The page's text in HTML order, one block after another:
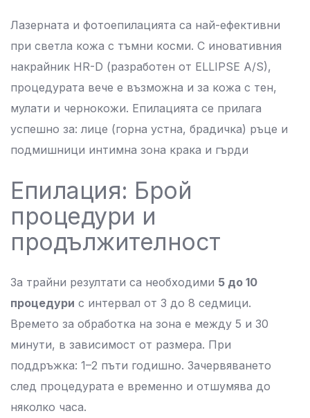
Лазерната и фотоепилацията са най-ефективни
при светла кожа с тъмни косми. С иновативния
накрайник HR-D (разработен от ELLIPSE A/S),
процедурата вече е възможна и за кожа с тен,
мулати и чернокожи. Епилацията се прилага
успешно за: лице (горна устна, брадичка) ръце и
подмишници интимна зона крака и гърди
Епилация: Брой
процедури и
продължителност
За трайни резултати са необходими 5 до 10
процедури с интервал от 3 до 8 седмици.
Времето за обработка на зона е между 5 и 30
минути, в зависимост от размера. При
поддръжка: 1–2 пъти годишно. Зачервяването
след процедурата е временно и отшумява до
няколко часа.